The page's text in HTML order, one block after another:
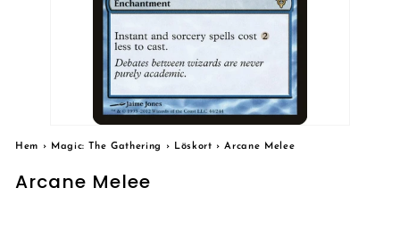
Hem › Magic: The Gathering › Löskort › Arcane Melee
Arcane Melee